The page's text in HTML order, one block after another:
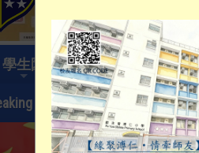
學生園地 校風及學生
parents